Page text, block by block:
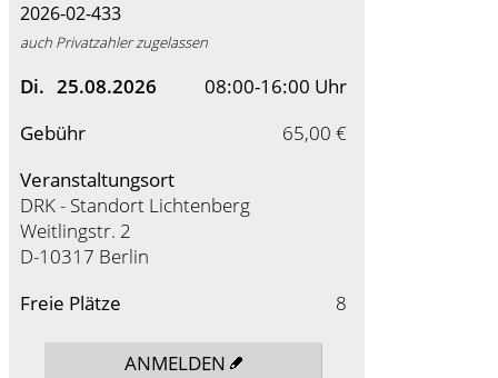
2026-02-433
auch Privatzahler zugelassen
Di. 25.08.2026
08:00-16:00 Uhr
Gebühr
65,00 €
Veranstaltungsort
DRK - Standort Lichtenberg
Weitlingstr. 2
D-10317 Berlin
Freie Plätze
8
ANMELDEN